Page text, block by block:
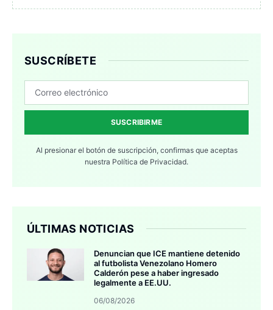
SUSCRÍBETE
SUSCRIBIRME
Al presionar el botón de suscripción, confirmas que aceptas
nuestra Política de Privacidad.
ÚLTIMAS NOTICIAS
Denuncian que ICE mantiene detenido
al futbolista Venezolano Homero
Calderón pese a haber ingresado
legalmente a EE.UU.
06/08/2026